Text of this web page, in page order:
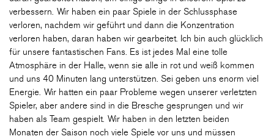
verbessern. Wir haben ein paar Spiele in der Schlussphase
verloren, nachdem wir geführt und dann die Konzentration
verloren haben, daran haben wir gearbeitet. Ich bin auch glücklich
für unsere fantastischen Fans. Es ist jedes Mal eine tolle
Atmosphäre in der Halle, wenn sie alle in rot und weiß kommen
und uns 40 Minuten lang unterstützen. Sei geben uns enorm viel
Energie. Wir hatten ein paar Probleme wegen unserer verletzten
Spieler, aber andere sind in die Bresche gesprungen und wir
haben als Team gespielt. Wir haben in den letzten beiden
Monaten der Saison noch viele Spiele vor uns und müssen